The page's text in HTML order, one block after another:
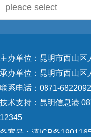
主办单位：昆明市西山区
承办单位：昆明市西山区
联系电话：0871-
技术支持： 昆明信息港
12345
备案号： 滇ICP备